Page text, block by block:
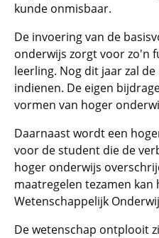
kunde onmisbaar.
De invoering van de
onderwijs zorgt voor zo'n
leerling. Nog dit jaar zal
indienen. De eigen
vormen van hoger
Daarnaast wordt een
voor de student die de
hoger onderwijs
maatregelen tezamen
Wetenschappelijk
De wetenschap ontplooit